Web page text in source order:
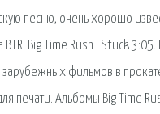
песню, очень хорошо
Big Time Rush · Stuck 3:05.
зарубежных фильмов в
печати. Альбомы Big Time